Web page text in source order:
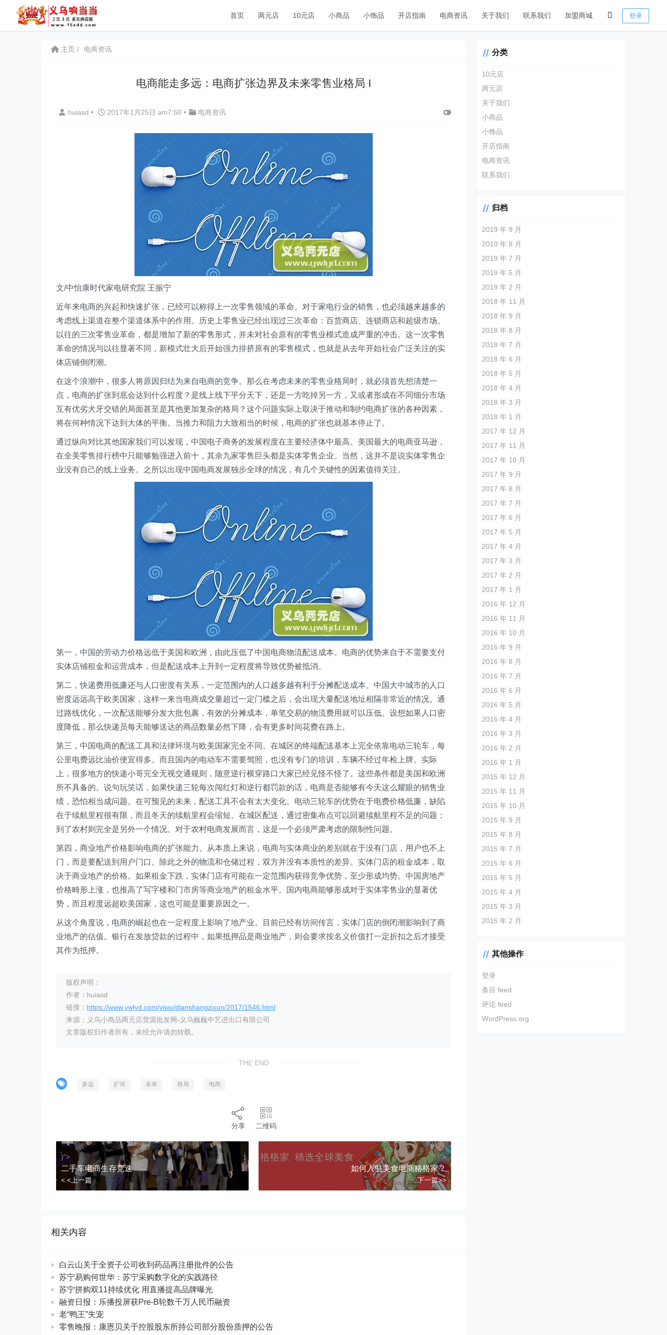
首页 两元店 10元店 小商品 小饰品 开店指南 电商资讯 关于我们 联系我们 加盟商城 登录
主页 电商资讯
电商能走多远：电商扩张边界及未来零售业格局 I
huiasd • 2017年1月25日 am7:50 • 电商资讯
文/中怡康时代家电研究院 王振宁
近年来电商的兴起和快速扩张，已经可以称得上一次零售领域的革命。对于家电行业的销售，也必须越来越多的
考虑线上渠道在整个渠道体系中的作用。历史上零售业已经出现过三次革命：百货商店、连锁商店和超级市场。
以往的三次零售业革命，都是增加了新的零售形式，并未对社会原有的零售业模式造成严重的冲击。这一次零售
革命的情况与以往显著不同，新模式壮大后开始强力排挤原有的零售模式，也就是从去年开始社会广泛关注的实
体店铺倒闭潮。
在这个浪潮中，很多人将原因归结为来自电商的竞争。那么在考虑未来的零售业格局时，就必须首先想清楚一
点，电商的扩张到底会达到什么程度？是线上线下平分天下，还是一方吃掉另一方，又或者形成在不同细分市场
互有优劣犬牙交错的局面甚至是其他更加复杂的格局？这个问题实际上取决于推动和制约电商扩张的各种因素，
将在何种情况下达到大体的平衡。当推力和阻力大致相当的时候，电商的扩张也就基本停止了。
通过纵向对比其他国家我们可以发现，中国电子商务的发展程度在主要经济体中最高。美国最大的电商亚马逊，
在全美零售排行榜中只能够勉强进入前十，其余九家零售巨头都是实体零售企业。当然，这并不是说实体零售企
业没有自己的线上业务。之所以出现中国电商发展独步全球的情况，有几个关键性的因素值得关注。
第一，中国的劳动力价格远低于美国和欧洲，由此压低了中国电商物流配送成本。电商的优势来自于不需要支付
实体店铺租金和运营成本，但是配送成本上升到一定程度将导致优势被抵消。
第二，快递费用低廉还与人口密度有关系，一定范围内的人口越多越有利于分摊配送成本。中国大中城市的人口
密度远远高于欧美国家，这样一来当电商成交量超过一定门槛之后，会出现大量配送地址相隔非常近的情况。通
过路线优化，一次配送能够分发大批包裹，有效的分摊成本，单笔交易的物流费用就可以压低。设想如果人口密
度降低，那么快递员每天能够送达的商品数量必然下降，会有更多时间花费在路上。
第三，中国电商的配送工具和法律环境与欧美国家完全不同。在城区的终端配送基本上完全依靠电动三轮车，每
公里电费远比油价便宜得多。而且国内的电动车不需要驾照，也没有专门的培训，车辆不经过年检上牌。实际
上，很多地方的快递小哥完全无视交通规则，随意逆行横穿路口大家已经见怪不怪了。这些条件都是美国和欧洲
所不具备的。说句玩笑话，如果快递三轮每次闯红灯和逆行都罚款的话，电商是否能够有今天这么耀眼的销售业
绩，恐怕相当成问题。在可预见的未来，配送工具不会有太大变化。电动三轮车的优势在于电费价格低廉，缺陷
在于续航里程很有限，而且冬天的续航里程会缩短。在城区配送，通过密集布点可以回避续航里程不足的问题；
到了农村则完全是另外一个情况。对于农村电商发展而言，这是一个必须严肃考虑的限制性问题。
第四，商业地产价格影响电商的扩张能力。从本质上来说，电商与实体商业的差别就在于没有门店，用户也不上
门，而是要配送到用户门口。除此之外的物流和仓储过程，双方并没有本质性的差异。实体门店的租金成本，取
决于商业地产的价格。如果租金下跌，实体门店有可能在一定范围内获得竞争优势，至少形成均势。中国房地产
价格畸形上涨，也推高了写字楼和门市房等商业地产的租金水平。国内电商能够形成对于实体零售业的显著优
势，而且程度远超欧美国家，这也可能是重要原因之一。
从这个角度说，电商的崛起也在一定程度上影响了地产业。目前已经有坊间传言，实体门店的倒闭潮影响到了商
业地产的估值。银行在发放贷款的过程中，如果抵押品是商业地产，则会要求按名义价值打一定折扣之后才接受
其作为抵押。
版权声明：
作者：huiasd
链接： https://www.ywlyd.com/yiwu/dianshangzixun/2017/1546.html
来源：义乌小商品两元店货源批发网-义乌巍巍中艺进出口有限公司
文章版权归作者所有，未经允许请勿转载。
THE END
多远 扩张 未来 格局 电商
分享 二维码
)">
二手车电商生存竞速
< <上一篇
)">
如何入驻美食电商格格家？
下一篇>>
相关内容
白云山关于全资子公司收到药品再注册批件的公告
苏宁易购何世华：苏宁采购数字化的实践路径
苏宁拼购双11持续优化 用直播提高品牌曝光
融资日报：乐播投屏获Pre-B轮数千万人民币融资
老“鸭王”失宠
零售晚报：康恩贝关于控股股东所持公司部分股份质押的公告
分类
10元店
两元店
关于我们
小商品
小饰品
开店指南
电商资讯
联系我们
归档
2019 年 9 月
2019 年 8 月
2019 年 7 月
2019 年 5 月
2019 年 2 月
2018 年 11 月
2018 年 9 月
2018 年 8 月
2018 年 7 月
2018 年 6 月
2018 年 5 月
2018 年 4 月
2018 年 3 月
2018 年 1 月
2017 年 12 月
2017 年 11 月
2017 年 10 月
2017 年 9 月
2017 年 8 月
2017 年 7 月
2017 年 6 月
2017 年 5 月
2017 年 4 月
2017 年 3 月
2017 年 2 月
2017 年 1 月
2016 年 12 月
2016 年 11 月
2016 年 10 月
2016 年 9 月
2016 年 8 月
2016 年 7 月
2016 年 6 月
2016 年 5 月
2016 年 4 月
2016 年 3 月
2016 年 2 月
2016 年 1 月
2015 年 12 月
2015 年 11 月
2015 年 10 月
2015 年 9 月
2015 年 8 月
2015 年 7 月
2015 年 6 月
2015 年 5 月
2015 年 4 月
2015 年 3 月
2015 年 2 月
其他操作
登录
条目 feed
评论 feed
WordPress.org